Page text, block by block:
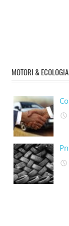
MOTORI & ECOLOGIA